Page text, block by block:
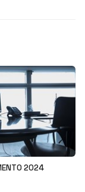
2024